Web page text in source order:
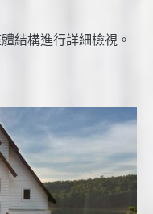
結構進行詳細檢視。